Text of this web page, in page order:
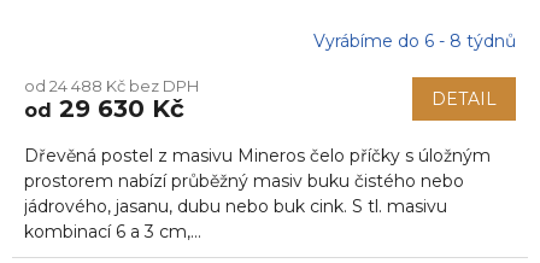
Vyrábíme do 6 - 8 týdnů
od 24 488 Kč bez DPH
od 29 630 Kč DETAIL
Dřevěná postel z masivu Mineros čelo příčky s úložným
prostorem nabízí průběžný masiv buku čistého nebo
jádrového, jasanu, dubu nebo buk cink. S tl. masivu
kombinací 6 a 3 cm,...